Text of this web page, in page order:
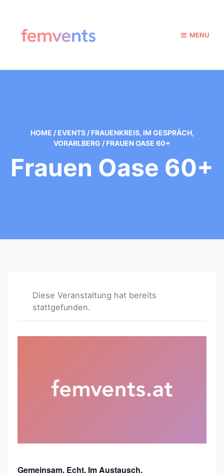
MENU
HOME / EVENTS / FRAUENKREIS, IM GESPRÄCH,
VORARLBERG / FRAUEN OASE 60+
Frauen Oase 60+
Diese Veranstaltung hat bereits
stattgefunden.
A
S
Gemeinsam. Echt. Im Austausch.